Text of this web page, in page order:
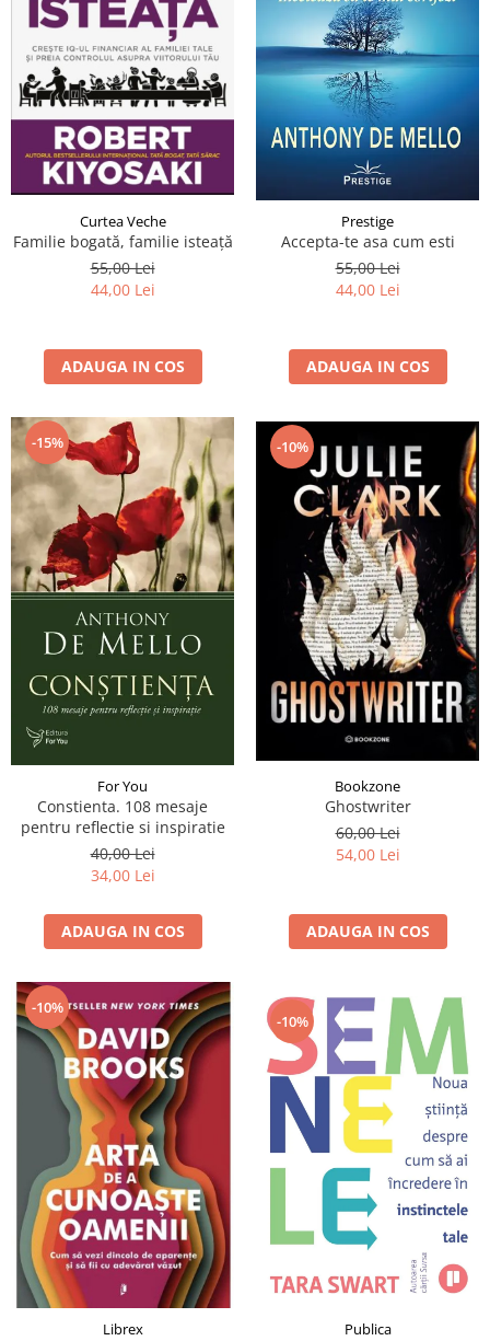
Curtea Veche
Familie bogată, familie isteață
55,00 Lei
44,00 Lei
ADAUGA IN COS
Prestige
Accepta-te asa cum esti
55,00 Lei
44,00 Lei
ADAUGA IN COS
-15%
For You
Constienta. 108 mesaje
pentru reflectie si inspiratie
40,00 Lei
34,00 Lei
ADAUGA IN COS
-10%
Bookzone
Ghostwriter
60,00 Lei
54,00 Lei
ADAUGA IN COS
-10%
Librex
-10%
Publica